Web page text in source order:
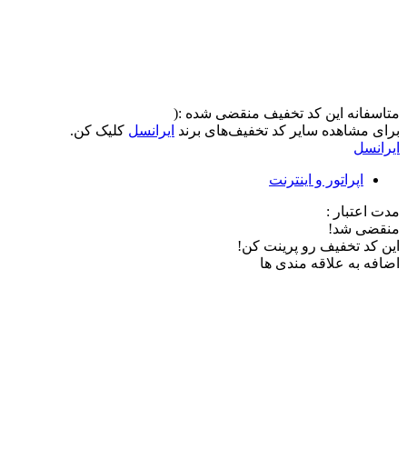
متاسفانه این کد تخفیف منقضی شده :(
برای مشاهده سایر کد تخفیف‌های برند ایرانسل کلیک کن.
ایرانسل
اپراتور و اینترنت
مدت اعتبار :
منقضی شد!
این کد تخفیف رو پرینت کن!
اضافه به علاقه مندی ها